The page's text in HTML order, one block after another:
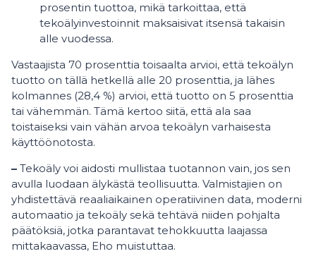
prosentin tuottoa, mikä tarkoittaa, että
tekoälyinvestoinnit maksaisivat itsensä takaisin
alle vuodessa.
Vastaajista 70 prosenttia toisaalta arvioi, että tekoälyn
tuotto on tällä hetkellä alle 20 prosenttia, ja lähes
kolmannes (28,4 %) arvioi, että tuotto on 5 prosenttia
tai vähemmän. Tämä kertoo siitä, että ala saa
toistaiseksi vain vähän arvoa tekoälyn varhaisesta
käyttöönotosta.
– Tekoäly voi aidosti mullistaa tuotannon vain, jos sen
avulla luodaan älykästä teollisuutta. Valmistajien on
yhdistettävä reaaliaikainen operatiivinen data, moderni
automaatio ja tekoäly sekä tehtävä niiden pohjalta
päätöksiä, jotka parantavat tehokkuutta laajassa
mittakaavassa, Eho muistuttaa.